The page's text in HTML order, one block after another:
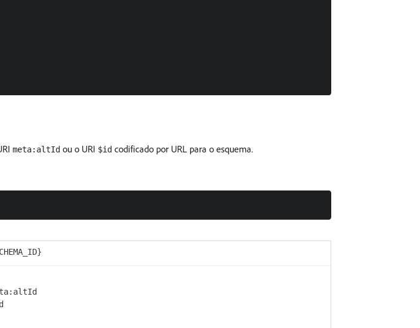
meta:altId ou o URI $id codificado por URL para o esquema.